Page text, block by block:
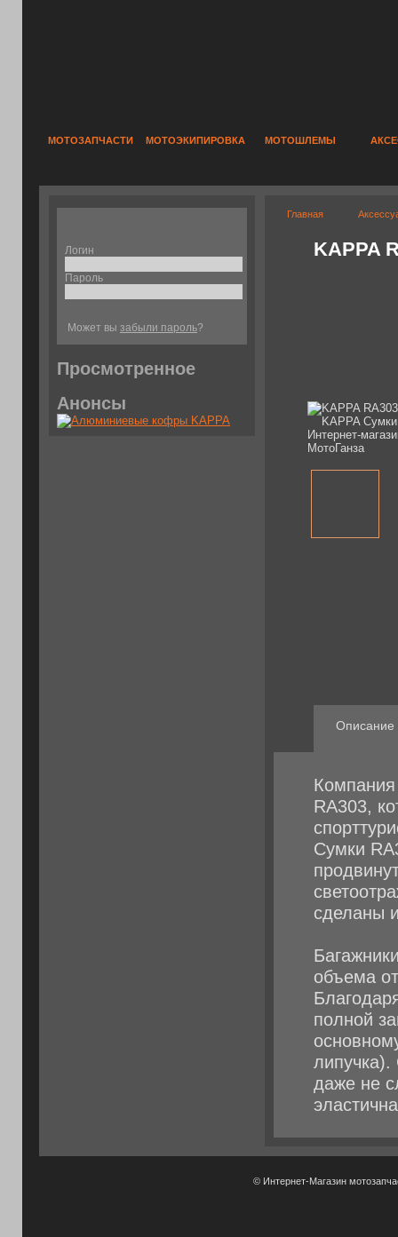
МОТОЗАПЧАСТИ МОТОЭКИПИРОВКА МОТОШЛЕМЫ
Логин
Пароль
Может вы забыли пароль?
Просмотренное
Анонсы
Главная
KAPPA
Описание
RA303,
Сумки
сделаны
объема
полной
даже не
© Интернет-Магазин